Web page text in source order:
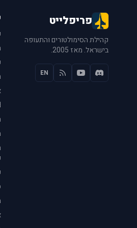
פריפלייט
קהילת הסימולטורים והתעופה
בישראל. מאז 2005.
EN